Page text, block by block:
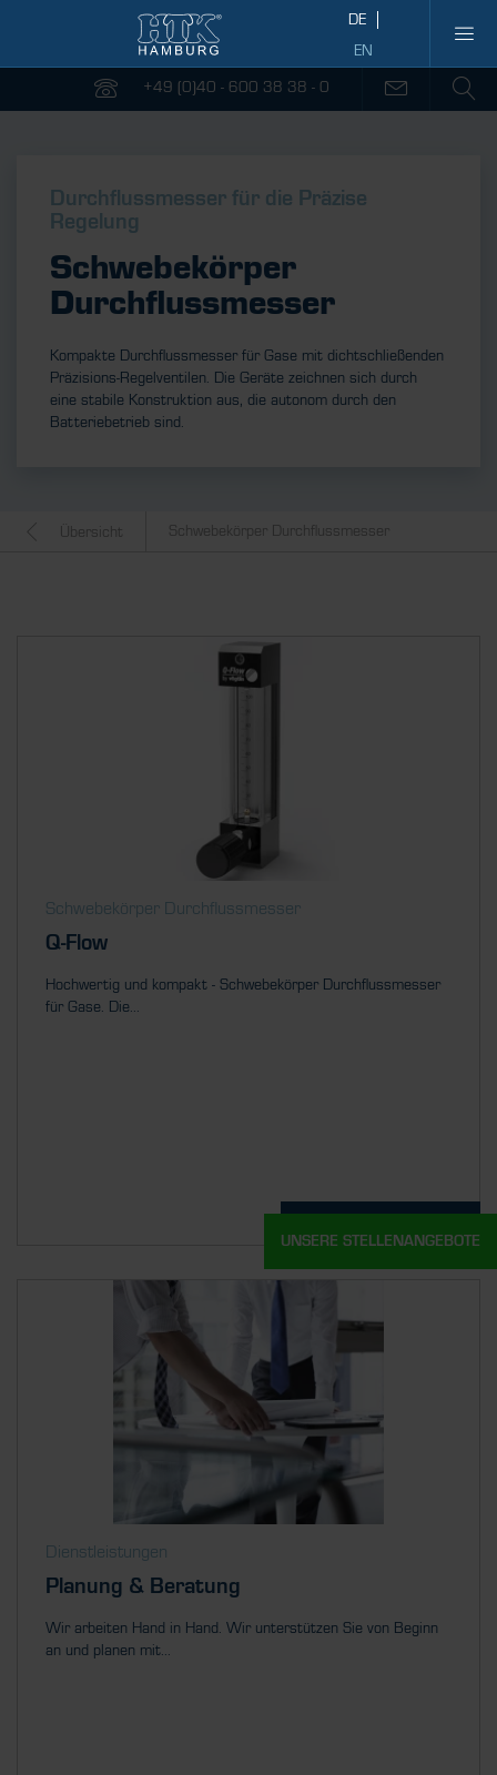
+49 (0)40 - 600 38 38 - 0
Durchflussmesser für die Präzise
Regelung
Schwebekörper
Durchflussmesser
Kompakte Durchflussmesser für Gase mit dichtschließenden
Präzisions-Regelventilen. Die Geräte zeichnen sich durch
eine stabile Konstruktion aus, die autonom durch den
Batteriebetrieb sind.
Übersicht Schwebekörper Durchflussmesser
Schwebekörper Durchflussmesser
Q-Flow
Hochwertig und kompakt - Schwebekörper Durchflussmesser
für Gase. Die...
Dienstleistungen
Planung & Beratung
Wir arbeiten Hand in Hand. Wir unterstützen Sie von Beginn
an und planen mit...
UNSERE STELLENANGEBOTE